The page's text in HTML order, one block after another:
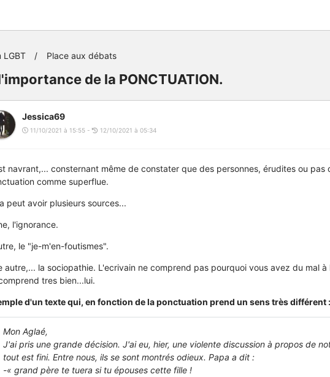
LGBT Place aux débats
de la PONCTUATION.
Jessica69
11/10/2021 à 15:55 - 12/10/2021 à 05:34
navrant,... consternant même de constater que des personnes, érudites ou pas
comme superflue.
peut avoir plusieurs sources...
l'ignorance.
le "je-m'en-foutismes".
autre,... la sociopathie. L'ecrivain ne comprend pas pourquoi vous avez du mal
tres bien...lui.
d'un texte qui, en fonction de la ponctuation prend un sens très différent :
Mon Aglaé,
J'ai pris une grande décision. J'ai eu, hier, une violente discussion à propos de
tout est fini. Entre nous, ils se sont montrés odieux. Papa a dit :
-« grand père te tuera si tu épouses cette fille !